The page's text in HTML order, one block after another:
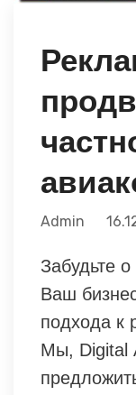
Admin
Забудьте
Ваш
подхода к
Мы, Digital